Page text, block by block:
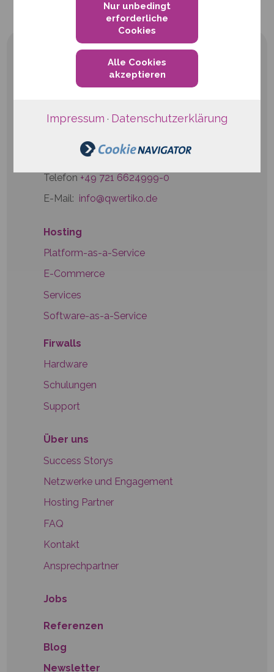
Nur unbedingt
erforderliche
Cookies
Alle Cookies
akzeptieren
Impressum · Datenschutzerklärung
qwertiko GmbH
76133 Karlsruhe
Telefon +49 721 6624999-0
E-Mail: info@qwertiko.de
Hosting
Platform-as-a-Service
E-Commerce
Services
Software-as-a-Service
Firwalls
Hardware
Schulungen
Support
Über uns
Success Storys
Netzwerke und Engagement
Hosting Partner
FAQ
Kontakt
Ansprechpartner
Jobs
Referenzen
Blog
Newsletter